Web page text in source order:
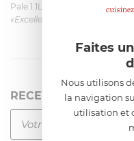
Pale 1.1L pour Glacier Magimix
«Excellent: produit et livraison»
RECEVEZ LA
Faites
Nous utilisons
la navigation
utilisation et